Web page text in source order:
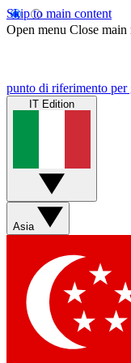
Skip to main content
Open menu Close main
punto di riferimento
IT Edition
Asia